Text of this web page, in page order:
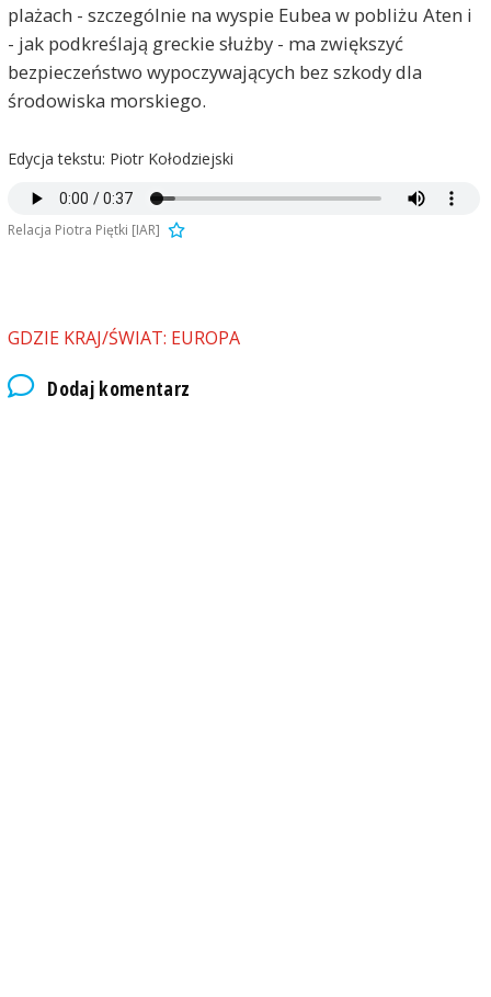
plażach - szczególnie na wyspie Eubea w pobliżu Aten i
- jak podkreślają greckie służby - ma zwiększyć
bezpieczeństwo wypoczywających bez szkody dla
środowiska morskiego.
Edycja tekstu: Piotr Kołodziejski
Relacja Piotra Piętki [IAR]
GDZIE KRAJ/ŚWIAT: EUROPA
Dodaj komentarz